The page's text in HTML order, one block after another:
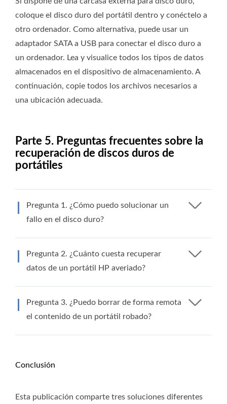
coloque el disco duro del portátil dentro y conéctelo a
otro ordenador. Como alternativa, puede usar un
adaptador SATA a USB para conectar el disco duro a
un ordenador. Lea y visualice todos los tipos de datos
almacenados en el dispositivo de almacenamiento. A
continuación, copie todos los archivos necesarios a
una ubicación adecuada.
Parte 5. Preguntas frecuentes sobre la
recuperación de discos duros de
portátiles
Pregunta 1. ¿Cómo puedo solucionar un
fallo en el disco duro?
Pregunta 2. ¿Cuánto cuesta recuperar
datos de un portátil HP averiado?
Pregunta 3. ¿Puedo borrar de forma remota
el contenido de un portátil robado?
Conclusión
Esta publicación comparte tres soluciones diferentes